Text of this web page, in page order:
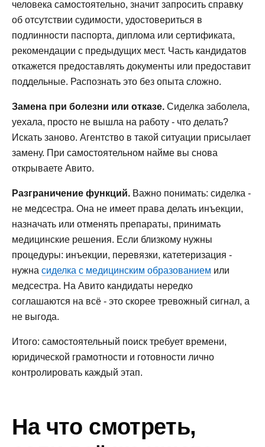
человека самостоятельно, значит запросить справку
об отсутствии судимости, удостовериться в
подлинности паспорта, диплома или сертификата,
рекомендации с предыдущих мест. Часть кандидатов
откажется предоставлять документы или предоставит
поддельные. Распознать это без опыта сложно.
Замена при болезни или отказе. Сиделка заболела,
уехала, просто не вышла на работу - что делать?
Искать заново. Агентство в такой ситуации присылает
замену. При самостоятельном найме вы снова
открываете Авито.
Разграничение функций. Важно понимать: сиделка -
не медсестра. Она не имеет права делать инъекции,
назначать или отменять препараты, принимать
медицинские решения. Если близкому нужны
процедуры: инъекции, перевязки, катетеризация -
нужна сиделка с медицинским образованием или
медсестра. На Авито кандидаты нередко
соглашаются на всё - это скорее тревожный сигнал, а
не выгода.
Итого: самостоятельный поиск требует времени,
юридической грамотности и готовности лично
контролировать каждый этап.
На что смотреть,